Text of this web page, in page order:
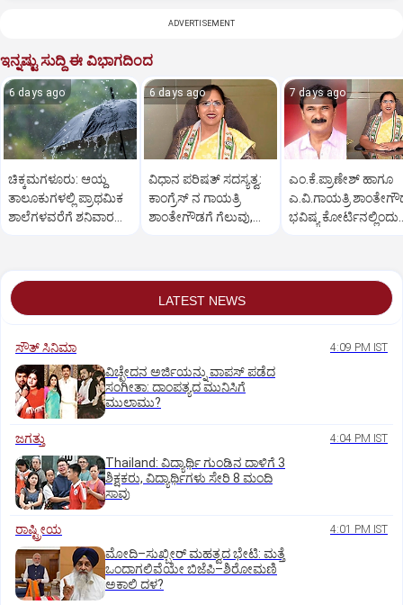
ADVERTISEMENT
ಇನ್ನಷ್ಟು ಸುದ್ದಿ ಈ ವಿಭಾಗದಿಂದ
6 days ago
ಚಿಕ್ಕಮಗಳೂರು: ಆಯ್ದ
ತಾಲೂಕುಗಳಲ್ಲಿ ಪ್ರಾಥಮಿಕ
ಶಾಲೆಗಳವರೆಗೆ ಶನಿವಾರ
6 days ago
ವಿಧಾನ ಪರಿಷತ್‌ ಸದಸ್ಯತ್ವ:
ಕಾಂಗ್ರೆಸ್‌ ನ ಗಾಯತ್ರಿ
ಶಾಂತೇಗೌಡಗೆ ಗೆಲುವು,
7 days ago
ಎಂ.ಕೆ.ಪ್ರಾಣೇಶ್ ಹಾಗೂ
ಎ.ವಿ.ಗಾಯತ್ರಿ
ಭವಿಷ್ಯ ಕೋರ್ಟಿನಲ್ಲಿಂದು
LATEST NEWS
ಸೌತ್‌ ಸಿನಿಮಾ 4:09 PM IST
ವಿಚ್ಛೇದನ ಅರ್ಜಿಯನ್ನು ವಾಪಸ್‌ ಪಡೆದ
ಸಂಗೀತಾ: ದಾಂಪತ್ಯದ ಮುನಿಸಿಗೆ
ಮುಲಾಮು?
ಜಗತ್ತು 4:04 PM IST
Thailand: ವಿದ್ಯಾರ್ಥಿ ಗುಂಡಿನ ದಾಳಿಗೆ 3
ಶಿಕ್ಷಕರು, ವಿದ್ಯಾರ್ಥಿಗಳು ಸೇರಿ 8 ಮಂದಿ
ಸಾವು
ರಾಷ್ಟ್ರೀಯ 4:01 PM IST
ಮೋದಿ–ಸುಖ್ಬೀರ್ ಮಹತ್ವದ ಭೇಟಿ: ಮತ್ತೆ
ಒಂದಾಗಲಿವೆಯೇ ಬಿಜೆಪಿ–ಶಿರೋಮಣಿ
ಅಕಾಲಿ ದಳ?